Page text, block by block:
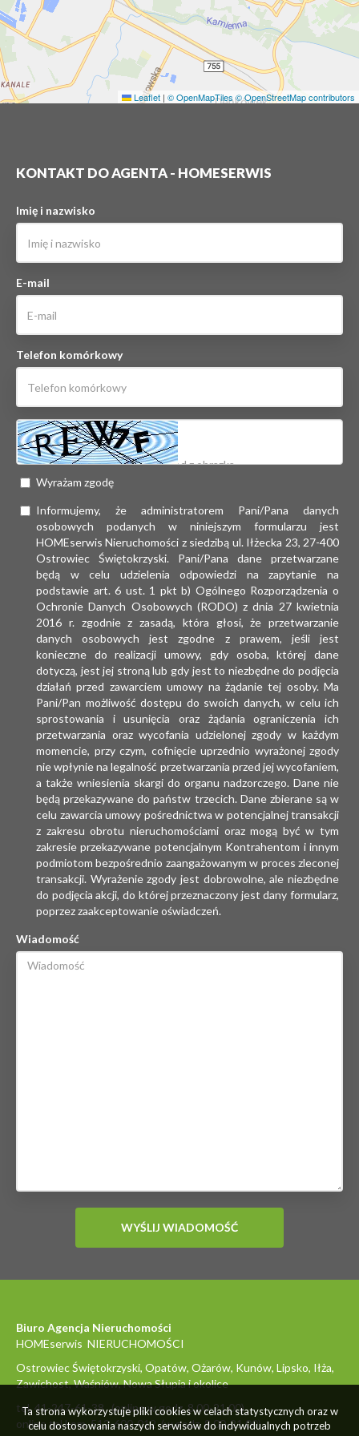
Leaflet | © OpenMapTiles© OpenStreetMap contributors
KONTAKT DO AGENTA - HOMESERWIS
Imię i nazwisko
E-mail
Telefon komórkowy
Wyrażam zgodę
Informujemy, że administratorem Pani/Pana danych
osobowych podanych w niniejszym formularzu jest
HOMEserwis Nieruchomości z siedzibą ul. Iłżecka 23, 27-400
Ostrowiec Świętokrzyski. Pani/Pana dane przetwarzane
będą w celu udzielenia odpowiedzi na zapytanie na
podstawie art. 6 ust. 1 pkt b) Ogólnego Rozporządzenia o
Ochronie Danych Osobowych (RODO) z dnia 27 kwietnia
2016 r. zgodnie z zasadą, która głosi, że przetwarzanie
danych osobowych jest zgodne z prawem, jeśli jest
konieczne do realizacji umowy, gdy osoba, której dane
dotyczą, jest jej stroną lub gdy jest to niezbędne do podjęcia
działań przed zawarciem umowy na żądanie tej osoby. Ma
Pani/Pan możliwość dostępu do swoich danych, w celu ich
sprostowania i usunięcia oraz żądania ograniczenia ich
przetwarzania oraz wycofania udzielonej zgody w każdym
momencie, przy czym, cofnięcie uprzednio wyrażonej zgody
nie wpłynie na legalność przetwarzania przed jej wycofaniem,
a także wniesienia skargi do organu nadzorczego. Dane nie
będą przekazywane do państw trzecich. Dane zbierane są w
celu zawarcia umowy pośrednictwa w potencjalnej transakcji
z zakresu obrotu nieruchomościami oraz mogą być w tym
zakresie przekazywane potencjalnym Kontrahentom i innym
podmiotom bezpośrednio zaangażowanym w proces zleconej
transakcji. Wyrażenie zgody jest dobrowolne, ale niezbędne
do podjęcia akcji, do której przeznaczony jest dany formularz,
poprzez zaakceptowanie oświadczeń.
Wiadomość
Biuro Agencja Nieruchomości
HOMEserwis NIERUCHOMOŚCI
Ostrowiec Świętokrzyski, Opatów, Ożarów, Kunów, Lipsko, Iłża,
Zawichost, Waśniów, Nowa Słupia i okolice
tel. 41-247-61-38 (online w godz. 8.00-21.00)
online tel.kom. 512-600-012 (w godz. 8.00-21.00)
Ta strona wykorzystuje pliki cookies w celach statystycznych oraz w
celu dostosowania naszych serwisów do indywidualnych potrzeb